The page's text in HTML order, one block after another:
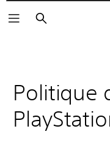
Rechercher
Politique